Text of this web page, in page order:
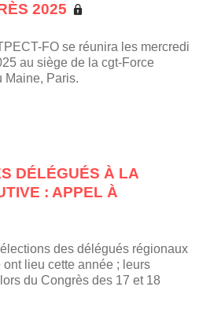
2025
FO se réunira les mercredi
au siège de la cgt-Force
Maine, Paris.
DÉLÉGUÉS À LA
: APPEL À
des délégués régionaux
lieu cette année ; leurs
du Congrès des 17 et 18